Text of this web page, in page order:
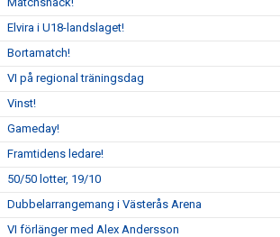
Elvira i U18-landslaget!
Bortamatch!
VI på regional träningsdag
Vinst!
Gameday!
Framtidens ledare!
50/50 lotter, 19/10
Dubbelarrangemang i Västerås Arena
VI förlänger med Alex Andersson